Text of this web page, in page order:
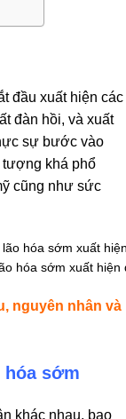
đầu xuất hiện các
đàn hồi, và xuất
sự bước vào
khá phổ
cũng như sức
hóa sớm xuất hiện
nguyên nhân và
hóa sớm
khác nhau, bao